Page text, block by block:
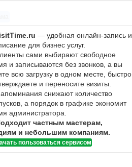
— удобная онлайн-запись и
для бизнес услуг.
сами выбирают свободное
и записываются без звонков, а вы
всю загрузку в одном месте, быстро
и переносите визиты.
снижают количество
а порядок в графике экономит
администратора.
частным мастерам,
и небольшим компаниям.
пользоваться сервисом